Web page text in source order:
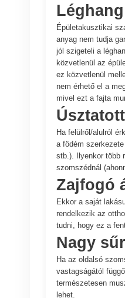
Épületakusztikai
anyag nem tudja
jól szigeteli a
közvetlenül az
ez közvetlenül
nem érhető el a
mivel ezt a fajta
Ha felülről/alulról
a födém
stb.). Ilyenkor több
szomszédnál
Zajfogó
Ekkor a saját
rendelkezik az
tudni, hogy ez a
Nagy
Ha az oldalsó
vastagságától
természetesen
lehet.